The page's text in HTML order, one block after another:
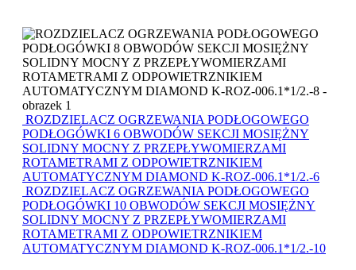
ROZDZIELACZ OGRZEWANIA PODŁOGOWEGO
PODŁOGÓWKI 6 OBWODÓW SEKCJI MOSIĘŻNY
SOLIDNY MOCNY Z PRZEPŁYWOMIERZAMI
ROTAMETRAMI Z ODPOWIETRZNIKIEM
AUTOMATYCZNYM DIAMOND K-ROZ-006.1*1/2.-6
ROZDZIELACZ OGRZEWANIA PODŁOGOWEGO
PODŁOGÓWKI 10 OBWODÓW SEKCJI MOSIĘŻNY
SOLIDNY MOCNY Z PRZEPŁYWOMIERZAMI
ROTAMETRAMI Z ODPOWIETRZNIKIEM
AUTOMATYCZNYM DIAMOND K-ROZ-006.1*1/2.-10